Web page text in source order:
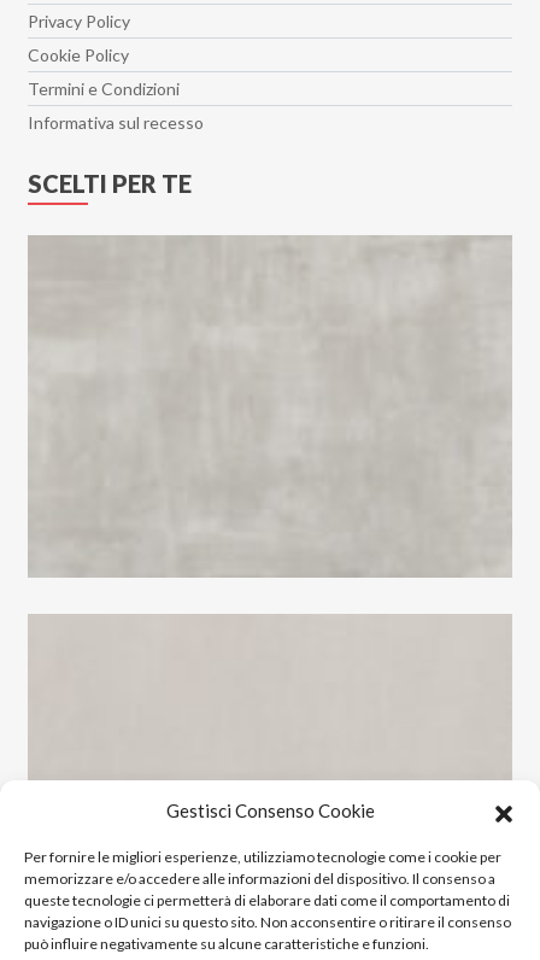
Gestisci Consenso Cookie
Per fornire le migliori esperienze, utilizziamo tecnologie come i cookie per
memorizzare e/o accedere alle informazioni del dispositivo. Il consenso a
queste tecnologie ci permetterà di elaborare dati come il comportamento di
navigazione o ID unici su questo sito. Non acconsentire o ritirare il consenso
può influire negativamente su alcune caratteristiche e funzioni.
Privacy Policy
Cookie Policy
Termini e Condizioni
Informativa sul recesso
SCELTI PER TE